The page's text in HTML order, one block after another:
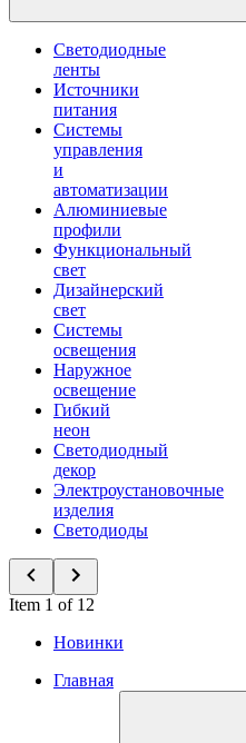
Светодиодные
ленты
Источники
питания
Системы
управления
и
автоматизации
Алюминиевые
профили
Функциональный
свет
Дизайнерский
свет
Системы
освещения
Наружное
освещение
Гибкий
неон
Светодиодный
декор
Электроустановочные
изделия
Светодиоды
Item 1 of 12
Новинки
Главная